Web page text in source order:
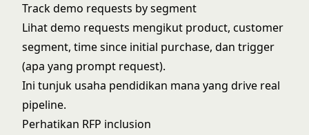
Track demo requests by segment
Lihat demo requests mengikut product, customer
segment, time since initial purchase, dan trigger
(apa yang prompt request).
Ini tunjuk usaha pendidikan mana yang drive real
pipeline.
Perhatikan RFP inclusion